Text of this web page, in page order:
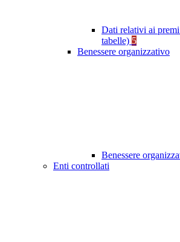
Dati relativi ai
tabelle) 5
Benessere organizzativo
Benessere
Enti controllati